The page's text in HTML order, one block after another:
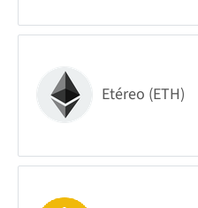
Etéreo (ETH)